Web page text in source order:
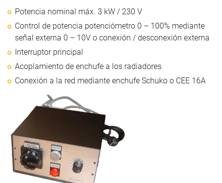
Potencia nominal máx. 3 kW / 230 V
Control de potencia potenciómetro 0 – 100% mediante
señal externa 0 – 10V o conexión / desconexión externa
Interruptor principal
Acoplamiento de enchufe a los radiadores
Conexión a la red mediante enchufe Schuko o CEE 16A